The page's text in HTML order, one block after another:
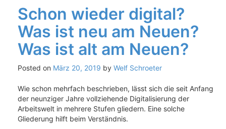
Schon wieder digital?
Was ist neu am Neuen?
Was ist alt am Neuen?
Posted on März 20, 2019 by Welf Schroeter
Wie schon mehrfach beschrieben, lässt sich die seit Anfang
der neunziger Jahre vollziehende Digitalisierung der
Arbeitswelt in mehrere Stufen gliedern. Eine solche
Gliederung hilft beim Verständnis.